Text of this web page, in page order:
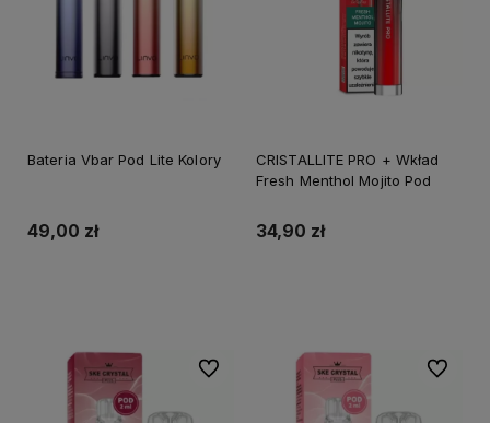
Bateria Vbar Pod Lite Kolory
49,00 zł
CRISTALLITE PRO + Wkład
Fresh Menthol Mojito Pod
34,90 zł
Do ulubionych Do